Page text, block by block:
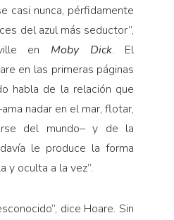
casi nunca, pérfidamente
del azul más seductor”,
en Moby Dick. El
en las primeras páginas
habla de la relación que
nadar en el mar, flotar,
del mundo– y de la
le produce la forma
y oculta a la vez”.
dice Hoare. Sin